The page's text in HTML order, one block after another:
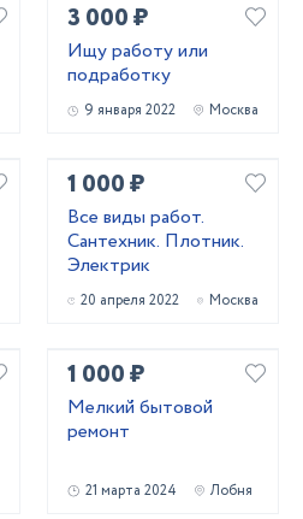
3 000 ₽
Ищу работу или
подработку
9 января 2022 Москва
1 000 ₽
Все виды работ.
Сантехник. Плотник.
Электрик
20 апреля 2022 Москва
1 000 ₽
Мелкий бытовой
ремонт
21 марта 2024 Лобня